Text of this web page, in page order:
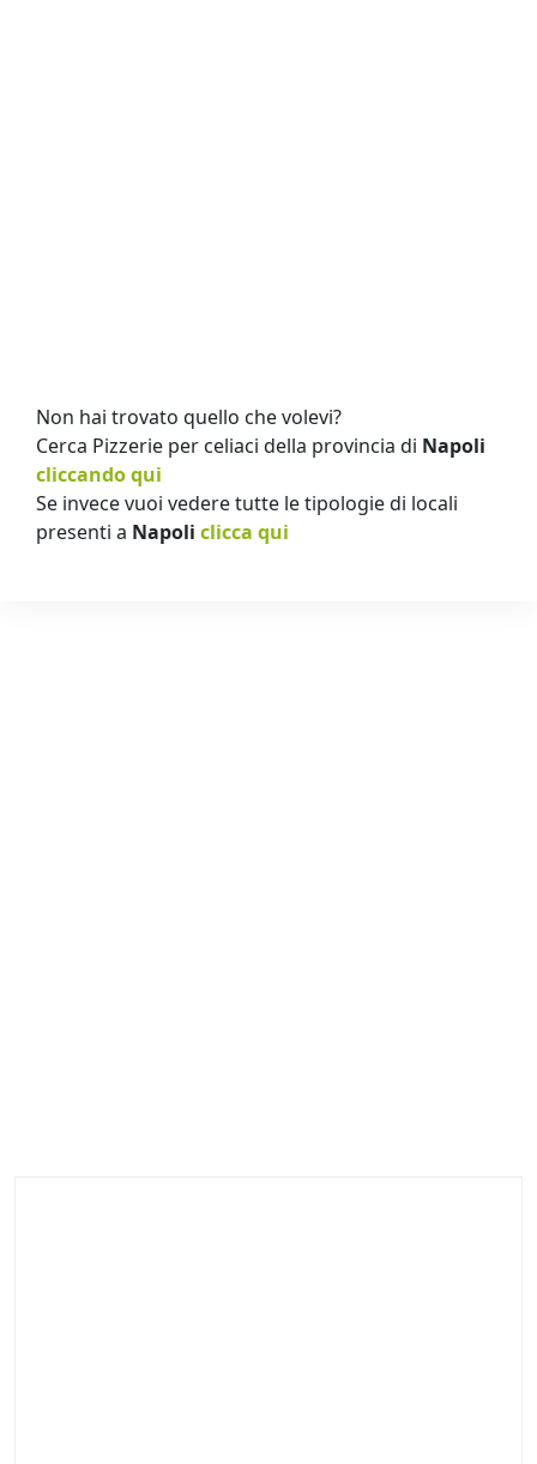
Non hai trovato quello che volevi?
Cerca Pizzerie per celiaci della provincia di Napoli
cliccando qui
Se invece vuoi vedere tutte le tipologie di locali
presenti a Napoli clicca qui